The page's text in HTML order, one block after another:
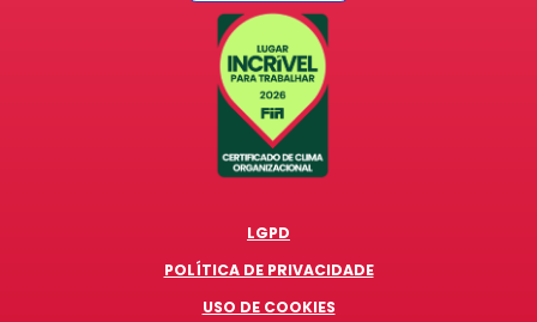
LGPD
POLÍTICA DE PRIVACIDADE
USO DE COOKIES